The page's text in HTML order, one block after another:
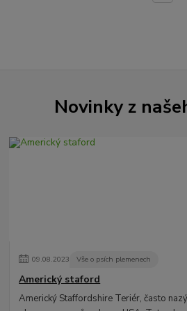
Novinky z
09.08.2023 Vše o psích plemenech
Americký staford
Americký Staffordshire Teriér, často